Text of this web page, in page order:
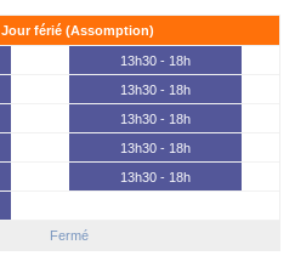
Jour férié (Assomption)
13h30 - 18h
13h30 - 18h
13h30 - 18h
13h30 - 18h
13h30 - 18h
Fermé